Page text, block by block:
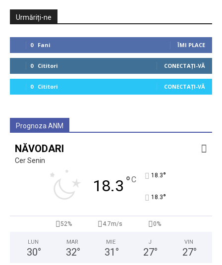
Urmăriți-ne
0 Fani ÎMI PLACE
0 Cititori CONECTAȚI-VĂ
0 Cititori CONECTAȚI-VĂ
Prognoza ANM
NĂVODARI
Cer Senin
18.3 °C 18.3°
18.3°
52% 4.7m/s 0%
LUN
30°
MAR
32°
MIE
31 °
J
27°
VIN
27°